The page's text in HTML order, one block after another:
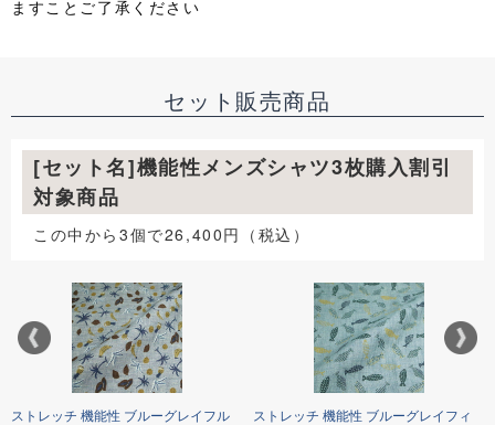
ますことご了承ください
セット販売商品
[セット名]機能性メンズシャツ3枚購入割引
対象商品
この中から3個で26,400円（税込）
ストレッチ 機能性 ブルーグレイフル
ストレッチ 機能性 ブルーグレイフィ